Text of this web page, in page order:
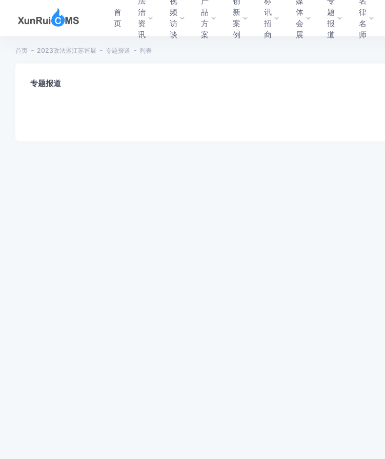
首
页
治
资
讯
频
访
谈
品
方
案
新
案
例
讯
招
商
体
会
展
题
报
道
律
名
师
首页 2023政法展江苏巡展 专题报道 列表
专题报道